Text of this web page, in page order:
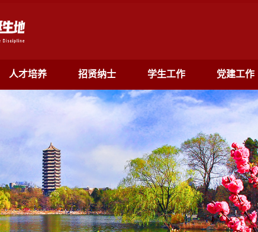
人才培养 招贤纳士 学生工作 党建工作